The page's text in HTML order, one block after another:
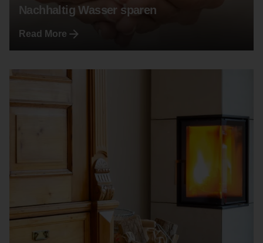
Nachhaltig Wasser sparen
Read More